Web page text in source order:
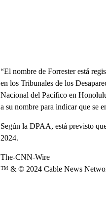
“El nombre de Forrester está
en los Tribunales de los
Nacional del Pacífico en
a su nombre para indicar que se
Según la DPAA, está previsto
2024.
The-CNN-Wire
™ & © 2024 Cable News